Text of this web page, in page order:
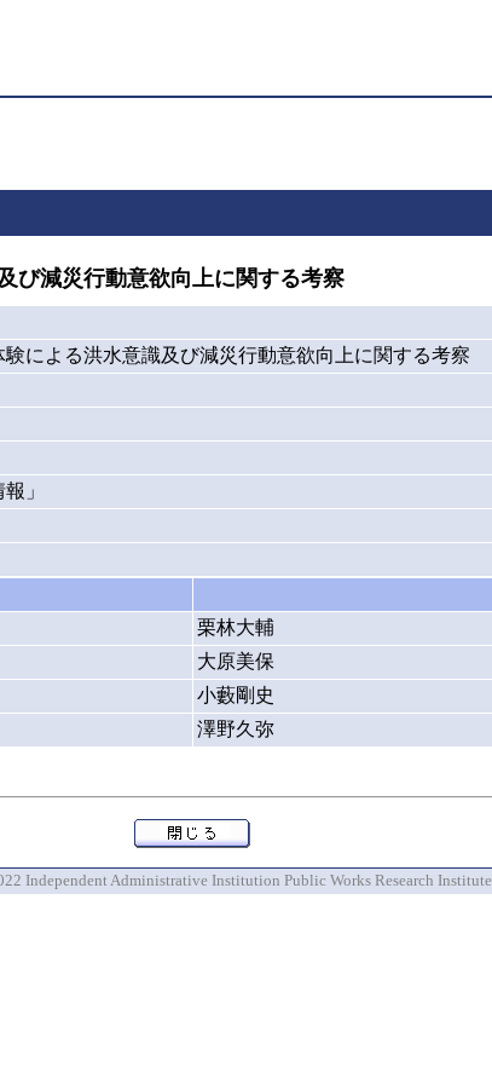
び減災行動意欲向上に関する考察
による洪水意識及び減災行動意欲向上に関する考察
」
栗林大輔
大原美保
小藪剛史
澤野久弥
Independent Administrative Institution Public Works Research Institute